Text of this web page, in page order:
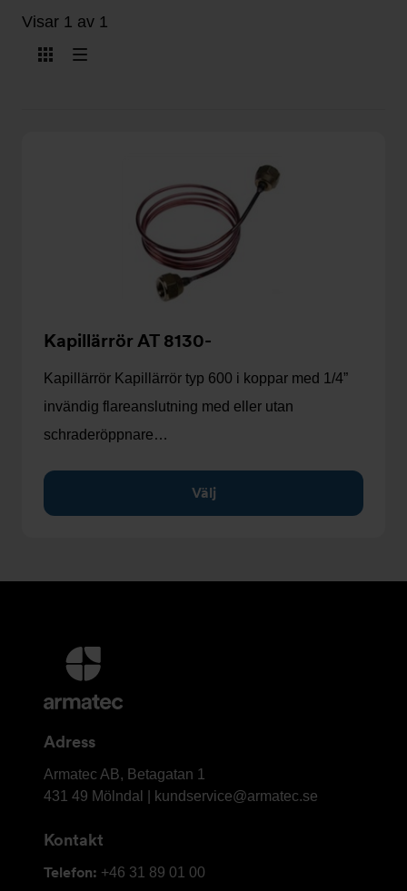
Visar 1 av 1
Visa
Visa
Kapillärrör AT 8130-
Kapillärrör Kapillärrör typ 600 i koppar med 1/4”
invändig flareanslutning med eller utan
schraderöppnare…
Välj
Ytterligare
information
och
Adress
Armatec
AB
Armatec AB, Betagatan 1
431 49 Mölndal |
kundservice@armatec.se
Kontakt
Telefon: +46 31 89 01 00